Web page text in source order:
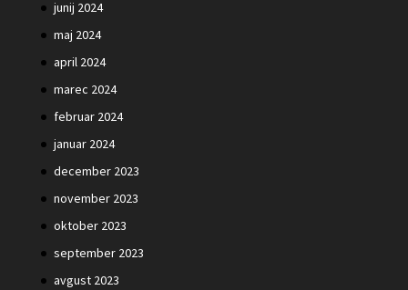
junij 2024
maj 2024
april 2024
marec 2024
februar 2024
januar 2024
december 2023
november 2023
oktober 2023
september 2023
avgust 2023